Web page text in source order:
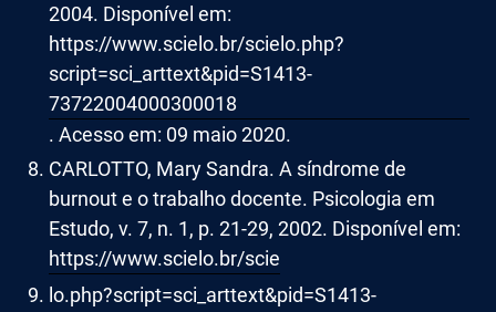
2004. Disponível em:
https://www.scielo.br/scielo.php?
script=sci_arttext&pid=S1413-
73722004000300018
. Acesso em: 09 maio 2020.
CARLOTTO, Mary Sandra. A síndrome de
burnout e o trabalho docente. Psicologia em
Estudo, v. 7, n. 1, p. 21-29, 2002. Disponível em:
https://www.scielo.br/scie
lo.php?script=sci_arttext&pid=S1413-